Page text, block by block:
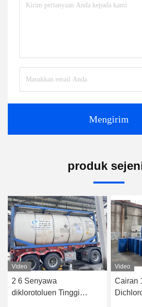
Mengirim
produk
Video
2 6 Senyawa
diklorotoluen Tinggi
Video
Cairan